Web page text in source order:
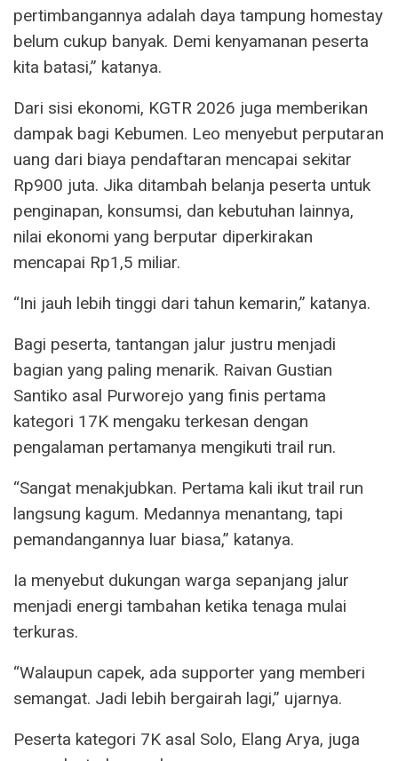
pertimbangannya adalah daya tampung homestay
belum cukup banyak. Demi kenyamanan peserta
kita batasi,” katanya.
Dari sisi ekonomi, KGTR 2026 juga memberikan
dampak bagi Kebumen. Leo menyebut perputaran
uang dari biaya pendaftaran mencapai sekitar
Rp900 juta. Jika ditambah belanja peserta untuk
penginapan, konsumsi, dan kebutuhan lainnya,
nilai ekonomi yang berputar diperkirakan
mencapai Rp1,5 miliar.
“Ini jauh lebih tinggi dari tahun kemarin,” katanya.
Bagi peserta, tantangan jalur justru menjadi
bagian yang paling menarik. Raivan Gustian
Santiko asal Purworejo yang finis pertama
kategori 17K mengaku terkesan dengan
pengalaman pertamanya mengikuti trail run.
“Sangat menakjubkan. Pertama kali ikut trail run
langsung kagum. Medannya menantang, tapi
pemandangannya luar biasa,” katanya.
Ia menyebut dukungan warga sepanjang jalur
menjadi energi tambahan ketika tenaga mulai
terkuras.
“Walaupun capek, ada supporter yang memberi
semangat. Jadi lebih bergairah lagi,” ujarnya.
Peserta kategori 7K asal Solo, Elang Arya, juga